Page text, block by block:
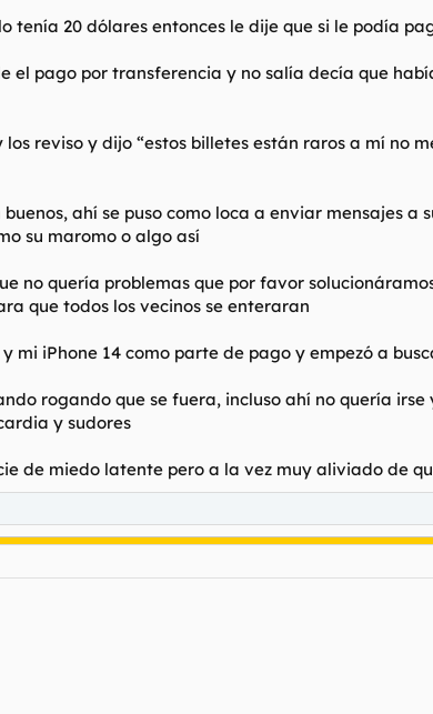
tenía 20 dólares entonces le dije que si le podía
pago por transferencia y no salía decía que
reviso y dijo “estos billetes están raros a mí no
ahí se puso como loca a enviar mensajes
su maromo o algo así
no quería problemas que por favor
que todos los vecinos se enteraran
mi iPhone 14 como parte de pago y empezó a
rogando que se fuera, incluso ahí no quería
y sudores
de miedo latente pero a la vez muy aliviado de